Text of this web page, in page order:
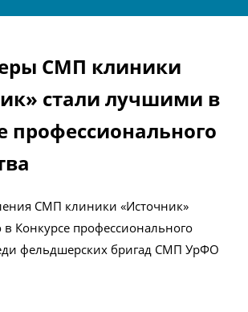
СМП клиники
стали лучшими в
профессионального
СМП клиники «Источник»
в Конкурсе профессионального
фельдшерских бригад СМП УрФО